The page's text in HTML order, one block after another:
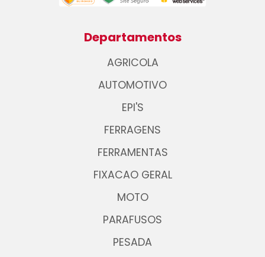
Departamentos
AGRICOLA
AUTOMOTIVO
EPI'S
FERRAGENS
FERRAMENTAS
FIXACAO GERAL
MOTO
PARAFUSOS
PESADA